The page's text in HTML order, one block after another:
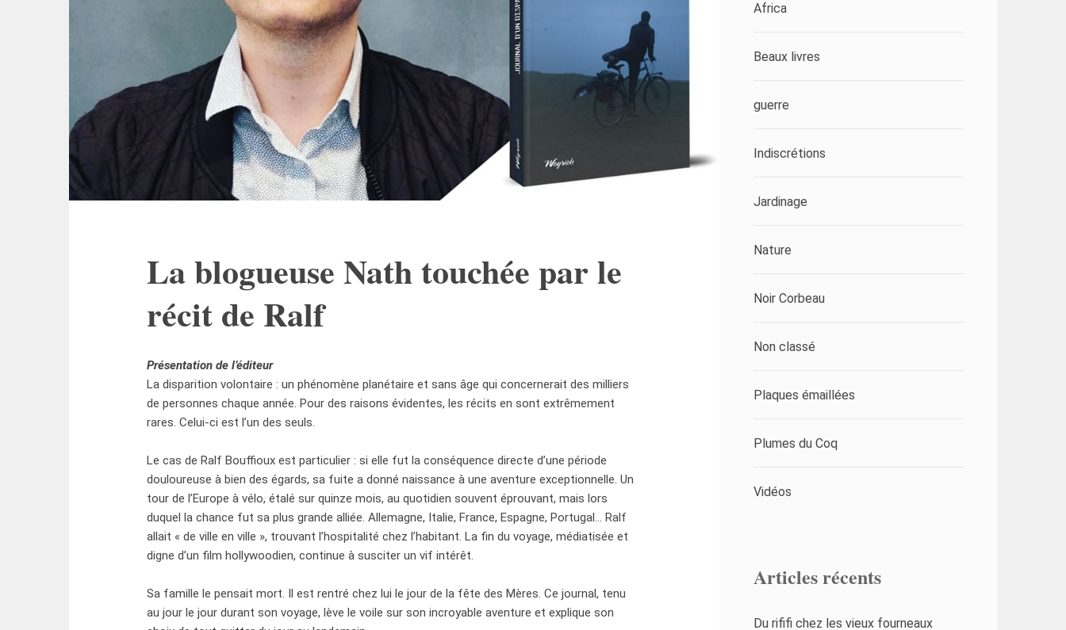
La blogueuse Nath touchée par le
récit de Ralf
Présentation de l’éditeur
La disparition volontaire : un phénomène planétaire et sans âge qui concernerait des milliers
de personnes chaque année. Pour des raisons évidentes, les récits en sont extrêmement
rares. Celui-ci est l’un des seuls.
Le cas de Ralf Bouffioux est particulier : si elle fut la conséquence directe d’une période
douloureuse à bien des égards, sa fuite a donné naissance à une aventure exceptionnelle. Un
tour de l’Europe à vélo, étalé sur quinze mois, au quotidien souvent éprouvant, mais lors
duquel la chance fut sa plus grande alliée. Allemagne, Italie, France, Espagne, Portugal… Ralf
allait « de ville en ville », trouvant l’hospitalité chez l’habitant. La fin du voyage, médiatisée et
digne d’un film hollywoodien, continue à susciter un vif intérêt.
Sa famille le pensait mort. Il est rentré chez lui le jour de la fête des Mères. Ce journal, tenu
au jour le jour durant son voyage, lève le voile sur son incroyable aventure et explique son
Africa
Beaux livres
guerre
Indiscrétions
Jardinage
Nature
Noir Corbeau
Non classé
Plaques émaillées
Plumes du Coq
Vidéos
Articles récents
Du rififi chez les vieux fourneaux